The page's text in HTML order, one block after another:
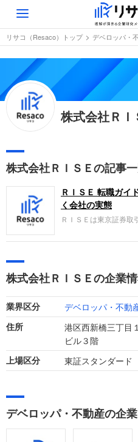
Toggle
navigation
リサコ（Resaco）トップ デベロッパ・
株式会社ＲＩ
株式会社ＲＩＳＥの記事
ＲＩＳＥ 転職ガイ
く会社の実態
ＲＩＳＥは東京証券取
けの不動産賃貸事業
直近の業績は新規の管
ます。
株式会社ＲＩＳＥの企業
業界区分 デベロッパ・不動
住所
港区西新橋三丁目
ビル３階
上場区分 東証スタンダード
デベロッパ・不動産の企業